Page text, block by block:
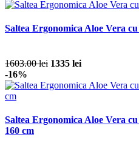
Saltea Ergonomica Aloe Vera
1603.00 lei 1335 lei
-16%
Saltea Ergonomica Aloe Vera
160 cm